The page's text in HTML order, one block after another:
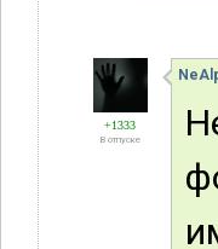
+1333
В отпуске